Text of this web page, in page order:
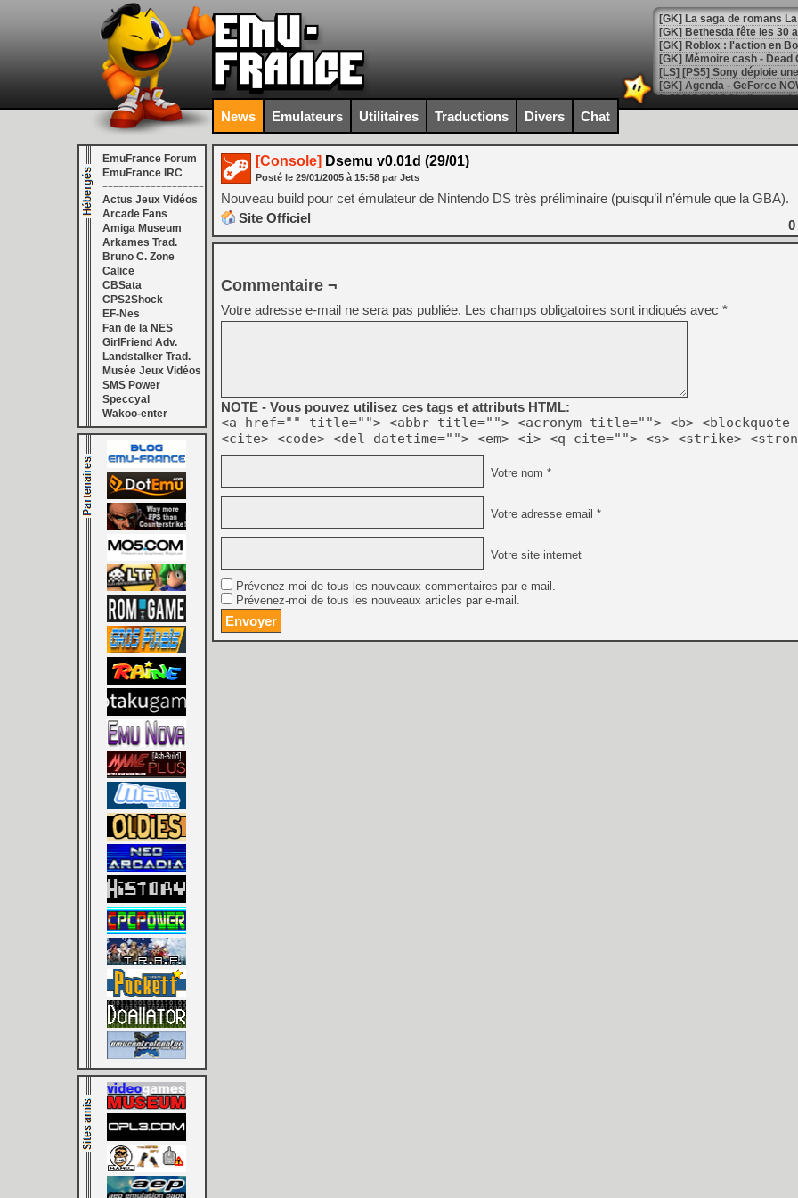
[GK] Bethesda fête les 30
[GK] Roblox : l'action en
[GK] Agenda - GeForce
[GK] Devolver Digital en a
[LS] [PS5] ps5-y2jb-
[GK] Pourquoi Marvel
[GK] Test : Restory : Chill
[GK] GTA 6 : Rockstar
[GK] Hot Wheels Infinite
[GK] Mémoire cash -
[GK] Résultats Nintendo :
[GK] Déjà des
[GK] Minecraft et ses «
[GK] Beast of
[GK] Ubisoft : fin de partie
[GK] Mémoire cash -
[GK] Dan Houser (GTA)
[GK] Comment EA Sports
[GK] Crimson Moon : un
[GK] Isle of Reveries : le
[GK] Moonlighter 2 : The
[GK] Capcom relance
[GK] Le beat'em up The
[GK] Endless Legend 2 :
[LS] [PS5] Le WebKit
[GK] Oubliez Crazy Taxi,
[LS] [Switch] NSZ 5.0.0
News Emulateurs Utilitaires Traductions Divers Chat
EmuFrance Forum
EmuFrance IRC
===================
Actus Jeux Vidéos
Arcade Fans
Amiga Museum
Arkames Trad.
Bruno C. Zone
Calice
CBSata
CPS2Shock
EF-Nes
Fan de la NES
GirlFriend Adv.
Landstalker Trad.
Musée Jeux Vidéos
SMS Power
Speccyal
Wakoo-enter
[Console] Dsemu v0.01d (29/01)
Posté le 29/01/2005 à 15:58 par Jets
Nouveau build pour cet émulateur de Nintendo DS très préliminaire (puisqu’il n’émule que la GBA).
Site Officiel
0
Commentaire ¬
Votre adresse e-mail ne sera pas publiée. Les champs obligatoires sont indiqués avec *
NOTE - Vous pouvez utilisez ces tags et attributs HTML:
<a href="" title=""> <abbr title=""> <acronym title=""> <b> <blockquote
<cite> <code> <del datetime=""> <em> <i> <q cite=""> <s> <strike>
Votre nom *
Votre adresse email *
Votre site internet
Prévenez-moi de tous les nouveaux commentaires par e-mail.
Prévenez-moi de tous les nouveaux articles par e-mail.